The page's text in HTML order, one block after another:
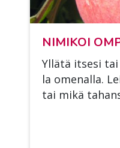
NI­MI­KOI
Yl­lä­tä it­se­si
la ome­nal­la.
tai mikä